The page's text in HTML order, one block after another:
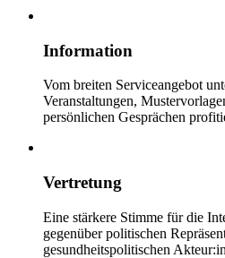
Information
Vom breiten Serviceangebot
Veranstaltungen,
persönlichen Gesprächen
Vertretung
Eine stärkere Stimme für die
gegenüber politischen
gesundheitspolitischen